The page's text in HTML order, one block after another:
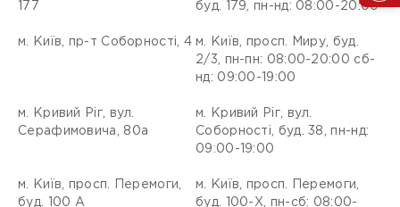
177
буд. 179, пн-нд: 08:00-20:00
м. Київ, пр-т Соборності, 4 м. Київ, просп. Миру, буд.
2/3, пн-пн: 08:00-20:00 сб-
нд: 09:00-19:00
м. Кривий Ріг, вул.
Серафимовича, 80а
м. Кривий Ріг, вул.
Соборності, буд. 38, пн-нд:
09:00-19:00
м. Київ, просп. Перемоги,
буд. 100 А
м. Київ, просп. Перемоги,
буд. 100-Х, пн-сб: 08:00-